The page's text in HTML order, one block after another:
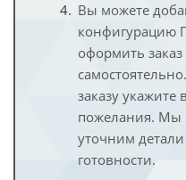
Вы можете
конфигурацию
оформить заказ
заказу
пожелания. Мы
уточним
готовности.